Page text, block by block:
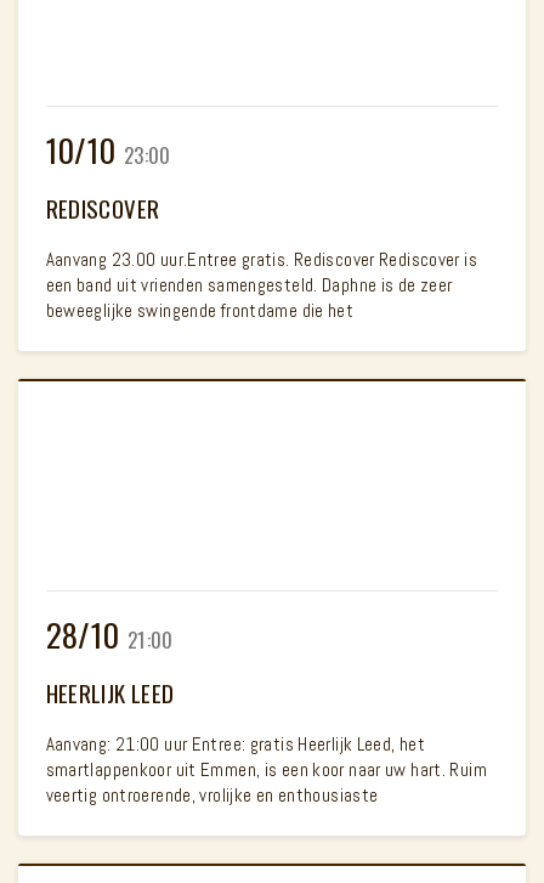
10/10 23:00
REDISCOVER
Aanvang 23.00 uur.Entree gratis. Rediscover Rediscover is
een band uit vrienden samengesteld. Daphne is de zeer
beweeglijke swingende frontdame die het
28/10 21:00
HEERLIJK LEED
Aanvang: 21:00 uur Entree: gratis Heerlijk Leed, het
smartlappenkoor uit Emmen, is een koor naar uw hart. Ruim
veertig ontroerende, vrolijke en enthousiaste